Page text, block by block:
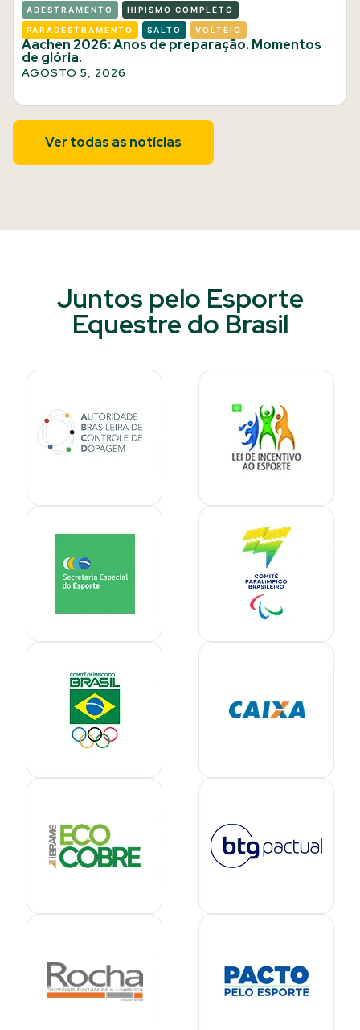
ADESTRAMENTO HIPISMO COMPLETO
PARADESTRAMENTO SALTO VOLTEIO
Aachen 2026: Anos de preparação. Momentos
de glória.
AGOSTO 5, 2026
Ver todas as notícias
Juntos pelo Esporte
Equestre do Brasil